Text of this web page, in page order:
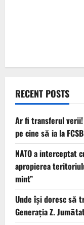
RECENT POSTS
Ar fi transferul
pe cine să ia la FCSB
NATO a interceptat
apropierea
mint”
Unde își doresc să
Generația Z.